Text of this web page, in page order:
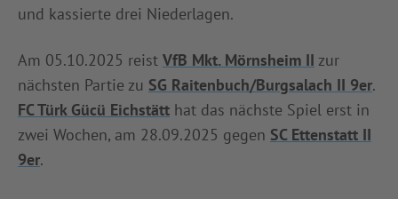
und kassierte drei Niederlagen.
Am 05.10.2025 reist VfB Mkt. Mörnsheim II zur
nächsten Partie zu SG Raitenbuch/Burgsalach II 9er.
FC Türk Gücü Eichstätt hat das nächste Spiel erst in
zwei Wochen, am 28.09.2025 gegen SC Ettenstatt II
9er.